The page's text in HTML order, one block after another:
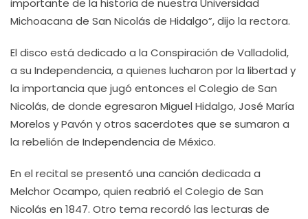
importante de la historia de nuestra Universidad
Michoacana de San Nicolás de Hidalgo”, dijo la rectora.
El disco está dedicado a la Conspiración de Valladolid,
a su Independencia, a quienes lucharon por la libertad y
la importancia que jugó entonces el Colegio de San
Nicolás, de donde egresaron Miguel Hidalgo, José María
Morelos y Pavón y otros sacerdotes que se sumaron a
la rebelión de Independencia de México.
En el recital se presentó una canción dedicada a
Melchor Ocampo, quien reabrió el Colegio de San
Nicolás en 1847. Otro tema recordó las lecturas de